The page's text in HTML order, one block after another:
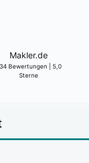
Makler.de
Bewer­tun­gen | 5,0
Ster­ne